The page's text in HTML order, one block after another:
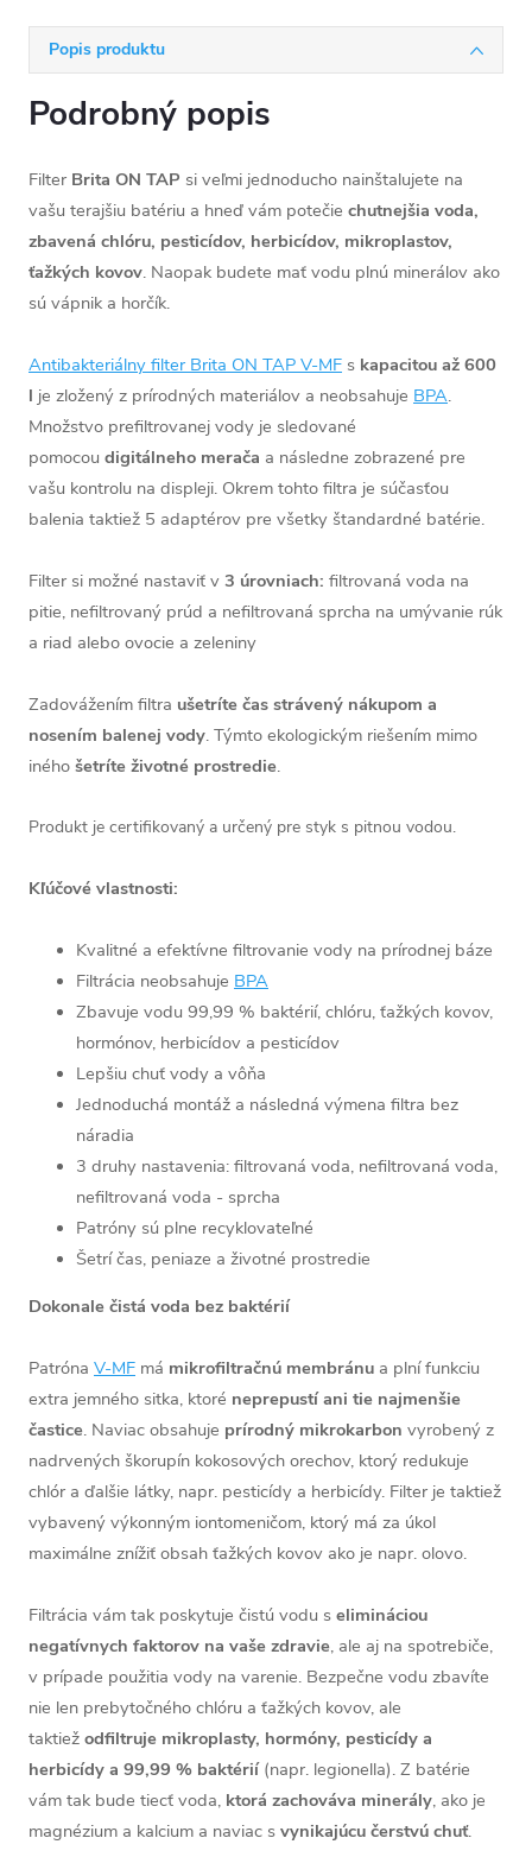
Popis produktu
Podrobný popis
Filter Brita ON TAP si veľmi jednoducho nainštalujete na
vašu terajšiu batériu a hneď vám potečie chutnejšia voda,
zbavená chlóru, pesticídov, herbicídov, mikroplastov,
ťažkých kovov. Naopak budete mať vodu plnú minerálov ako
sú vápnik a horčík.
Antibakteriálny filter Brita ON TAP V-MF s kapacitou až 600
l je zložený z prírodných materiálov a neobsahuje BPA.
Množstvo prefiltrovanej vody je sledované
pomocou digitálneho merača a následne zobrazené pre
vašu kontrolu na displeji. Okrem tohto filtra je súčasťou
balenia taktiež 5 adaptérov pre všetky štandardné batérie.
Filter si možné nastaviť v 3 úrovniach: filtrovaná voda na
pitie, nefiltrovaný prúd a nefiltrovaná sprcha na umývanie rúk
a riad alebo ovocie a zeleniny
Zadovážením filtra ušetríte čas strávený nákupom a
nosením balenej vody. Týmto ekologickým riešením mimo
iného šetríte životné prostredie.
Produkt je certifikovaný a určený pre styk s pitnou vodou.
Kľúčové vlastnosti:
Kvalitné a efektívne filtrovanie vody na prírodnej báze
Filtrácia neobsahuje BPA
Zbavuje vodu 99,99 % baktérií, chlóru, ťažkých kovov,
hormónov, herbicídov a pesticídov
Lepšiu chuť vody a vôňa
Jednoduchá montáž a následná výmena filtra bez
náradia
3 druhy nastavenia: filtrovaná voda, nefiltrovaná voda,
nefiltrovaná voda - sprcha
Patróny sú plne recyklovateľné
Šetrí čas, peniaze a životné prostredie
Dokonale čistá voda bez baktérií
Patróna V-MF má mikrofiltračnú membránu a plní funkciu
extra jemného sitka, ktoré neprepustí ani tie najmenšie
častice. Naviac obsahuje prírodný mikrokarbon vyrobený z
nadrvených škorupín kokosových orechov, ktorý redukuje
chlór a ďalšie látky, napr. pesticídy a herbicídy. Filter je taktiež
vybavený výkonným iontomeničom, ktorý má za úkol
maximálne znížiť obsah ťažkých kovov ako je napr. olovo.
Filtrácia vám tak poskytuje čistú vodu s elimináciou
negatívnych faktorov na vaše zdravie, ale aj na spotrebiče,
v prípade použitia vody na varenie. Bezpečne vodu zbavíte
nie len prebytočného chlóru a ťažkých kovov, ale
taktiež odfiltruje mikroplasty, hormóny, pesticídy a
herbicídy a 99,99 % baktérií(napr. legionella). Z batérie
vám tak bude tiecť voda, ktorá zachováva minerály, ako je
magnézium a kalcium a naviac s vynikajúcu čerstvú chuť.